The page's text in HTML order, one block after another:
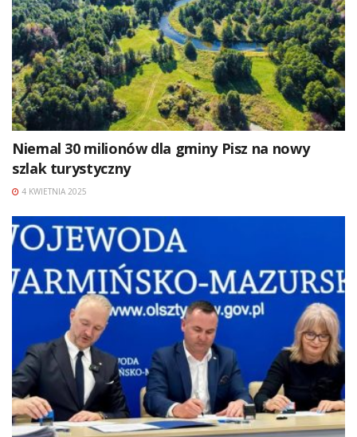
Niemal 30 milionów dla gminy Pisz na nowy
szlak turystyczny
4 KWIETNIA 2025